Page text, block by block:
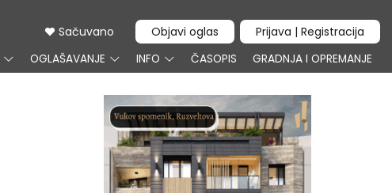
Sačuvano Objavi oglas Prijava | Registracija
OGLAŠAVANJE INFO ČASOPIS GRADNJA I OPREMANJE